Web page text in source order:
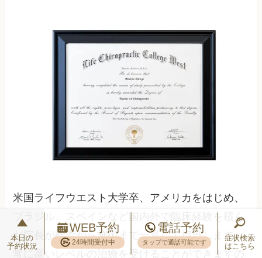
米国ライフウエスト大学卒、アメリカをはじめ、
ブラジル、スペインなど国内外で臨床経験を積ん
だ院長が検査から施術まで一貫して担当します。
常に高いレベルの治療を受けることができますの
本日の
予約状況
WEB予約
24時間受付中
電話予約
タップで通話可能です
症状検索
はこちら